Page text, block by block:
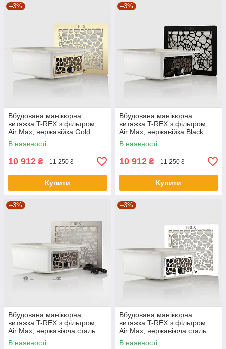
–3%
Вбудована манікюрна
витяжка T-REX з фільтром,
Air Max, нержавійка Gold
В наявності
10 912 ₴ 11 250 ₴
Купити
–3%
Вбудована манікюрна
витяжка T-REX з фільтром,
Air Max, нержавійка Black
В наявності
10 912 ₴ 11 250 ₴
Купити
–3%
Вбудована манікюрна
витяжка T-REX з фільтром,
Air Max, нержавіюча сталь
В наявності
–3%
Вбудована манікюрна
витяжка T-REX з фільтром,
Air Max, нержавіюча сталь
White
В наявності